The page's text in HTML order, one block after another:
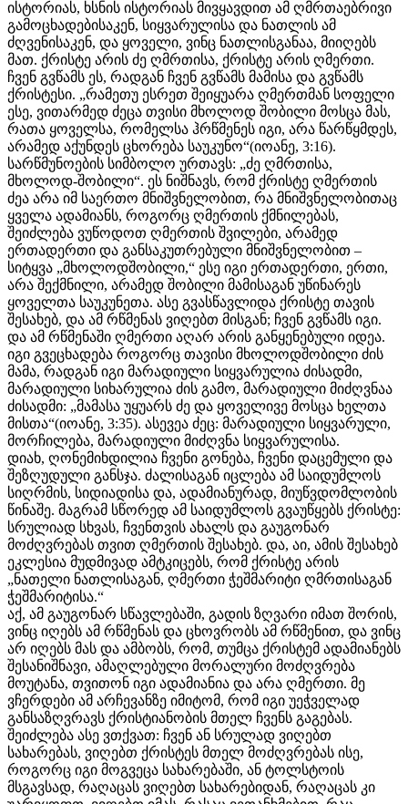
ისტორიას, ხსნის ისტორიას მივყავდით ამ ღმრთაებრივი
გამოცხადებისაკენ, სიყვარულისა და ნათლის ამ
ძღვენისაკენ, და ყოველი, ვინც ნათლისგანაა, მიიღებს
მათ. ქრისტე არის ძე ღმრთისა, ქრისტე არის ღმერთი.
ჩვენ გვწამს ეს, რადგან ჩვენ გვწამს მამისა და გვწამს
ქრისტესი. „რამეთუ ესრეთ შეიყუარა ღმერთმან სოფელი
ესე, ვითარმედ ძეცა თვისი მხოლოდ შობილი მოსცა მას,
რათა ყოველსა, რომელსა ჰრწმენეს იგი, არა წარწყმდეს,
არამედ აქუნდეს ცხორება საუკუნო“(იოანე, 3:16).
სარწმუნოების სიმბოლო ურთავს: „ძე ღმრთისა,
მხოლოდ-შობილი“. ეს ნიშნავს, რომ ქრისტე ღმერთის
ძეა არა იმ საერთო მნიშვნელობით, რა მნიშვნელობითაც
ყველა ადამიანს, როგორც ღმერთის ქმნილებას,
შეიძლება ვუწოდოთ ღმერთის შვილები, არამედ
ერთადერთი და განსაკუთრებული მნიშვნელობით –
სიტყვა „მხოლოდშობილი,“ ესე იგი ერთადერთი, ერთი,
არა შექმნილი, არამედ შობილი მამისაგან უწინარეს
ყოველთა საუკუნეთა. ასე გვასწავლიდა ქრისტე თავის
შესახებ, და ამ რწმენას ვიღებთ მისგან; ჩვენ გვწამს იგი.
და ამ რწმენაში ღმერთი აღარ არის განყენებული იდეა.
იგი გვეცხადება როგორც თავისი მხოლოდშობილი ძის
მამა, რადგან იგი მარადიული სიყვარულია ძისადმი,
მარადიული სიხარულია ძის გამო, მარადიული მიძღვნაა
ძისადმი: „მამასა უყუარს ძე და ყოველივე მოსცა ხელთა
მისთა“(იოანე, 3:35). ასევეა ძეც: მარადიული სიყვარული,
მორჩილება, მარადიული მიძღვნა სიყვარულისა.
დიახ, ღონემიხდილია ჩვენი გონება, ჩვენი დაცემული და
შეზღუდული განსჯა. ძალისაგან იცლება ამ საიდუმლოს
სიღრმის, სიდიადისა და, ადამიანურად, მიუწვდომლობის
წინაშე. მაგრამ სწორედ ამ საიდუმლოს გვაუწყებს ქრისტე:
სრულიად სხვას, ჩვენთვის ახალს და გაუგონარ
მოძღვრებას თვით ღმერთის შესახებ. და, აი, ამის შესახებ
ეკლესია მუდმივად ამტკიცებს, რომ ქრისტე არის
„ნათელი ნათლისაგან, ღმერთი ჭეშმარიტი ღმრთისაგან
ჭეშმარიტისა.“
აქ, ამ გაუგონარ სწავლებაში, გადის ზღვარი იმათ შორის,
ვინც იღებს ამ რწმენას და ცხოვრობს ამ რწმენით, და ვინც
არ იღებს მას და ამბობს, რომ, თუმცა ქრისტემ ადამიანებს
შესანიშნავი, ამაღლებული მორალური მოძღვრება
მოუტანა, თვითონ იგი ადამიანია და არა ღმერთი. მე
ვჩერდები ამ არჩევანზე იმიტომ, რომ იგი უეჭველად
განსაზღვრავს ქრისტიანობის მთელ ჩვენს გაგებას.
შეიძლება ასე ვთქვათ: ჩვენ ან სრულად ვიღებთ
სახარებას, ვიღებთ ქრისტეს მთელ მოძღვრებას ისე,
როგორც იგი მოგვეცა სახარებაში, ან ტოლსტოის
მსგავსად, რაღაცას ვიღებთ სახარებიდან, რაღაცას კი